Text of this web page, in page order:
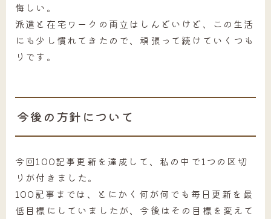
悔しい。
派遣と在宅ワークの両立はしんどいけど、この生活
にも少し慣れてきたので、頑張って続けていくつも
りです。
今後の方針について
今回100記事更新を達成して、私の中で1つの区切
りが付きました。
100記事までは、とにかく何が何でも毎日更新を最
低目標にしていましたが、今後はその目標を変えて